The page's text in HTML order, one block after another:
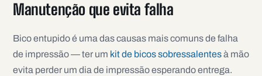
Manutenção que evita falha
Bico entupido é uma das causas mais comuns de falha
de impressão — ter um kit de bicos sobressalentesà mão
evita perder um dia de impressão esperando entrega.